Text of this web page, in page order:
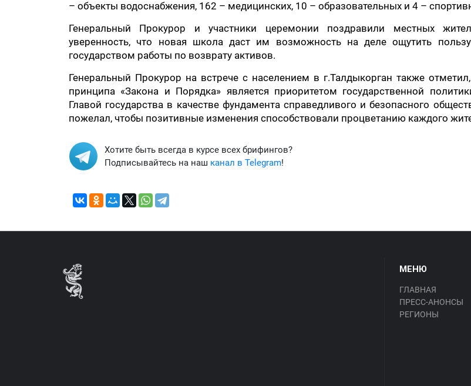
– объекты водоснабжения, 162 – медицинских, 10 – образовательных и 4 –
Генеральный Прокурор и участники церемонии поздравили местных
уверенность, что новая школа даст им возможность на деле ощутить
государством работы по возврату активов.
Генеральный Прокурор на встрече с населением в г.Талдыкорган также
принципа «Закона и Порядка» является приоритетом государственной
Главой государства в качестве фундамента справедливого и безопасного
пожелал, чтобы позитивные изменения способствовали процветанию каждого
Хотите быть всегда в курсе всех брифингов?
Подписывайтесь на наш канал в Telegram!
МЕНЮ
ГЛАВНАЯ
ПРЕСС-АНОНСЫ
РЕГИОНЫ